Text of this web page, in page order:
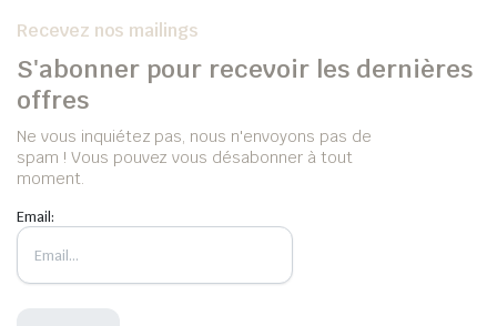
Recevez nos mailings
S'abonner pour recevoir les dernières
offres
Ne vous inquiétez pas, nous n'envoyons pas de
spam ! Vous pouvez vous désabonner à tout
moment.
Email: